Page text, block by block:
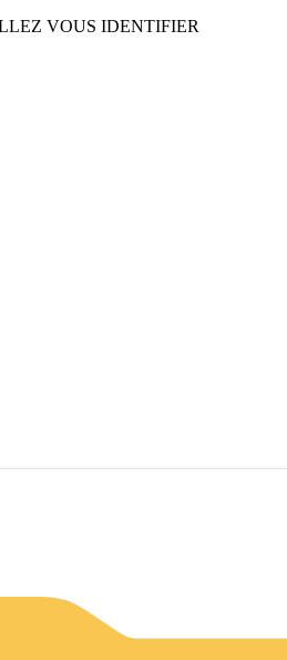
VOUS IDENTIFIER